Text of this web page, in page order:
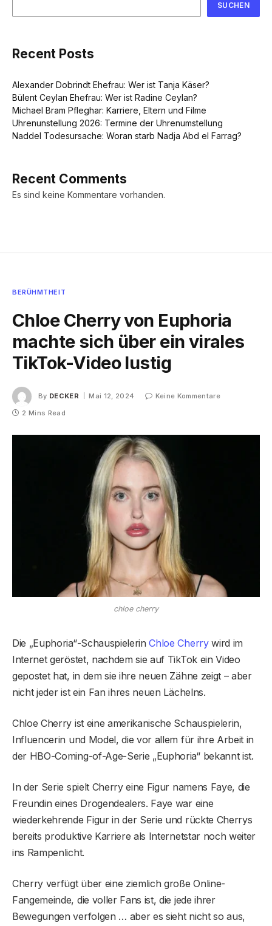
SUCHEN
Recent Posts
Alexander Dobrindt Ehefrau: Wer ist Tanja Käser?
Bülent Ceylan Ehefrau: Wer ist Radine Ceylan?
Michael Bram Pfleghar: Karriere, Eltern und Filme
Uhrenunstellung 2026: Termine der Uhrenumstellung
Naddel Todesursache: Woran starb Nadja Abd el Farrag?
Recent Comments
Es sind keine Kommentare vorhanden.
BERÜHMTHEIT
Chloe Cherry von Euphoria
machte sich über ein virales
TikTok-Video lustig
By DECKER Mai 12, 2024
Keine Kommentare
2 Mins Read
chloe cherry
Die „Euphoria“-SchauspielerinChloe Cherrywird im
Internet geröstet, nachdem sie auf TikTok ein Video
gepostet hat, in dem sie ihre neuen Zähne zeigt – aber
nicht jeder ist ein Fan ihres neuen Lächelns.
Chloe Cherry ist eine amerikanische Schauspielerin,
Influencerin und Model, die vor allem für ihre Arbeit in
der HBO-Coming-of-Age-Serie „Euphoria“ bekannt ist.
In der Serie spielt Cherry eine Figur namens Faye, die
Freundin eines Drogendealers. Faye war eine
wiederkehrende Figur in der Serie und rückte Cherrys
bereits produktive Karriere als Internetstar noch weiter
ins Rampenlicht.
Cherry verfügt über eine ziemlich große Online-
Fangemeinde, die voller Fans ist, die jede ihrer
Bewegungen verfolgen … aber es sieht nicht so aus,